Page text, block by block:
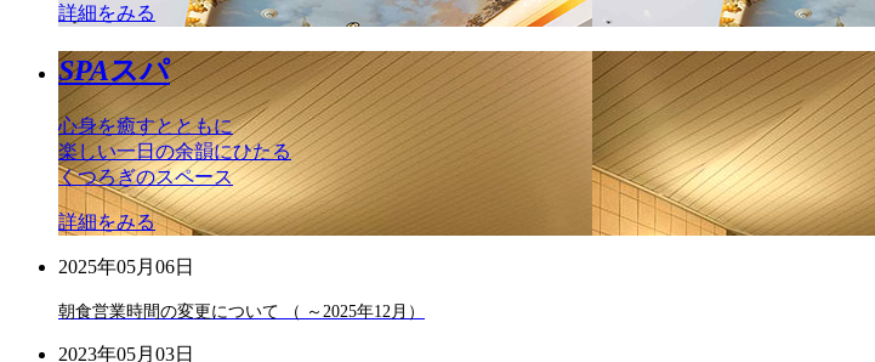
詳細をみる
SPAスパ
心身を癒すとともに
楽しい一日の余韻にひたる
くつろぎのスペース
詳細をみる
2025年05月06日
朝食営業時間の変更について （ ～2025年12月）
2023年05月03日